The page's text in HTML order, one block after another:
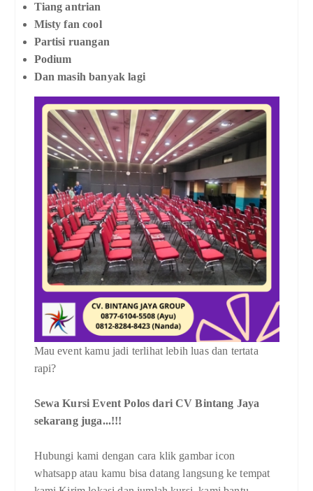
Tiang antrian
Misty fan cool
Partisi ruangan
Podium
Dan masih banyak lagi
Mau event kamu jadi terlihat lebih luas dan tertata
rapi?
Sewa Kursi Event Polos dari CV Bintang Jaya
sekarang juga...!!!
Hubungi kami dengan cara klik gambar icon
whatsapp atau kamu bisa datang langsung ke tempat